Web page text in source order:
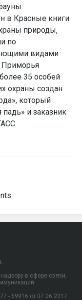
в Красные книги
природы,
по
видами
Приморья
35 особей
охраны создан
который
и заказник
в сфере связи,
- 69916 от 07.06.2017